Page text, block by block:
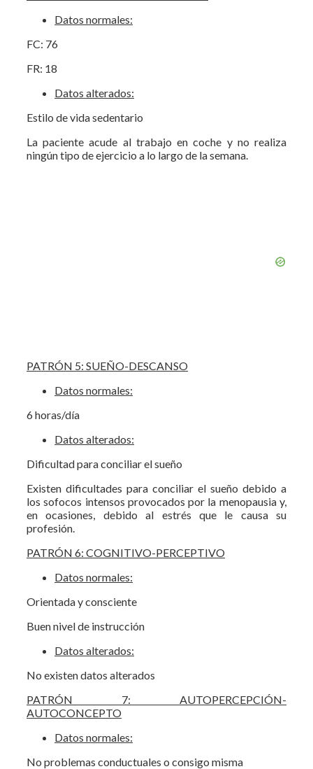
Datos normales:
FC: 76
FR: 18
Datos alterados:
Estilo de vida sedentario
La paciente acude al trabajo en coche y no realiza
ningún tipo de ejercicio a lo largo de la semana.
PATRÓN 5: SUEÑO-DESCANSO
Datos normales:
6 horas/día
Datos alterados:
Dificultad para conciliar el sueño
Existen dificultades para conciliar el sueño debido a
los sofocos intensos provocados por la menopausia y,
en ocasiones, debido al estrés que le causa su
profesión.
PATRÓN 6: COGNITIVO-PERCEPTIVO
Datos normales:
Orientada y consciente
Buen nivel de instrucción
Datos alterados:
No existen datos alterados
PATRÓN 7: AUTOPERCEPCIÓN-
AUTOCONCEPTO
Datos normales:
No problemas conductuales o consigo misma